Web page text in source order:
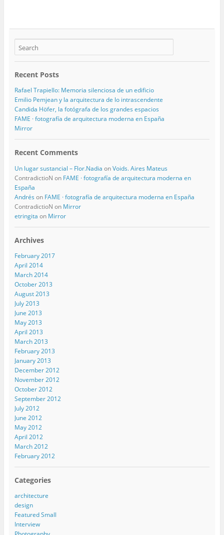
Recent Posts
Rafael Trapiello: Memoria silenciosa de un edificio
Emilio Pemjean y la arquitectura de lo intrascendente
Candida Höfer, la fotógrafa de los grandes espacios
FAME · fotografía de arquitectura moderna en España
Mirror
Recent Comments
Un lugar sustancial – Flor.Nadia onVoids. Aires Mateus
ContradictioN on FAME · fotografía de arquitectura moderna en
España
Andrés on FAME · fotografía de arquitectura moderna en España
ContradictioN on Mirror
etringita on Mirror
Archives
February 2017
April 2014
March 2014
October 2013
August 2013
July 2013
June 2013
May 2013
April 2013
March 2013
February 2013
January 2013
December 2012
November 2012
October 2012
September 2012
July 2012
June 2012
May 2012
April 2012
March 2012
February 2012
Categories
architecture
design
Featured Small
Interview